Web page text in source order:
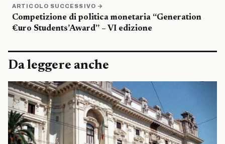
ARTICOLO SUCCESSIVO →
Competizione di politica monetaria “Generation
€uro Students’Award” – VI edizione
Da leggere anche